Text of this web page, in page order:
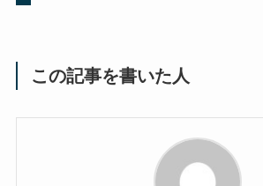
この記事を書いた人